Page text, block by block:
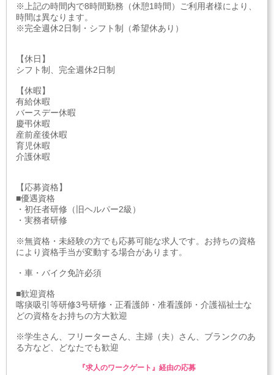
※上記の時間内で8時間勤務（休憩1時間）ご利用者様により、
時間は異なります。
※完全週休2日制・シフト制（希望休あり）
【休日】
シフト制、完全週休2日制
【休暇】
有給休暇
バースデー休暇
慶弔休暇
産前産後休暇
育児休暇
介護休暇
【応募資格】
■優遇資格
・初任者研修（旧ヘルパー2級）
・実務者研修
※無資格・未経験の方でも応募可能な求人です。お持ちの資格
により資格手当が変動する場合があります。
・車・バイク免許必須
■歓迎資格
喀痰吸引等研修3号研修・正看護師・准看護師・介護福祉士な
どの資格をお持ちの方大歓迎
※学生さん、フリーターさん、主婦（夫）さん、ブランクのあ
る方など、どなたでも歓迎
『求人のワークゲート』経由の応募